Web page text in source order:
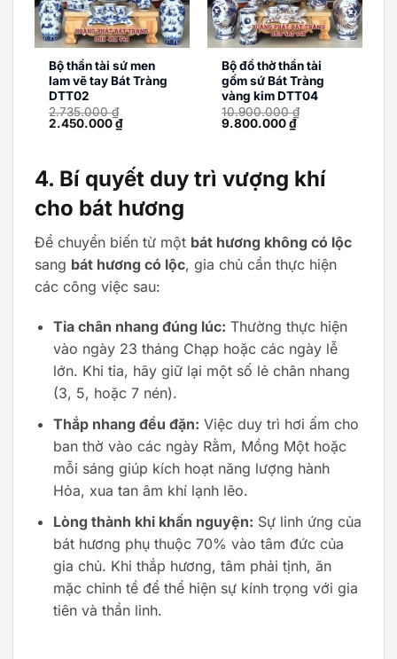
Bộ thần tài sứ men
lam vẽ tay Bát Tràng
DTT02
2.735.000₫
Giá
2.450.000₫Giá
2.450.000 ₫.
Bộ đồ thờ thần tài
gốm sứ Bát Tràng
vàng kim DTT04
10.900.000₫
Giá
9.800.000₫Giá
9.800.000 ₫.
4. Bí quyết duy trì vượng khí
cho bát hương
Để chuyển biến từ một bát hương không có lộc
sang bát hương có lộc, gia chủ cần thực hiện
các công việc sau:
Tỉa chân nhang đúng lúc: Thường thực hiện
vào ngày 23 tháng Chạp hoặc các ngày lễ
lớn. Khi tỉa, hãy giữ lại một số lẻ chân nhang
(3, 5, hoặc 7 nén).
Thắp nhang đều đặn: Việc duy trì hơi ấm cho
ban thờ vào các ngày Rằm, Mồng Một hoặc
mỗi sáng giúp kích hoạt năng lượng hành
Hỏa, xua tan âm khí lạnh lẽo.
Lòng thành khi khấn nguyện: Sự linh ứng của
bát hương phụ thuộc 70% vào tâm đức của
gia chủ. Khi thắp hương, tâm phải tịnh, ăn
mặc chỉnh tề để thể hiện sự kính trọng với gia
tiên và thần linh.